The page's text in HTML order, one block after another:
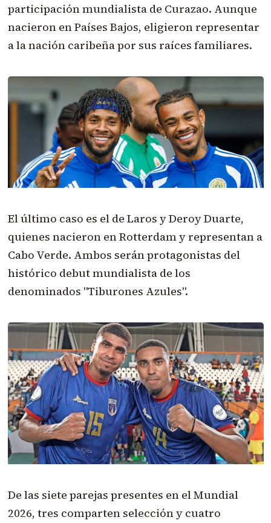
participación mundialista de Curazao. Aunque
nacieron en Países Bajos, eligieron representar
a la nación caribeña por sus raíces familiares.
El último caso es el de Laros y Deroy Duarte,
quienes nacieron en Rotterdam y representan a
Cabo Verde. Ambos serán protagonistas del
histórico debut mundialista de los
denominados "Tiburones Azules".
De las siete parejas presentes en el Mundial
2026, tres comparten selección y cuatro